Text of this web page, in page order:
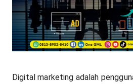
Digital marketing adalah